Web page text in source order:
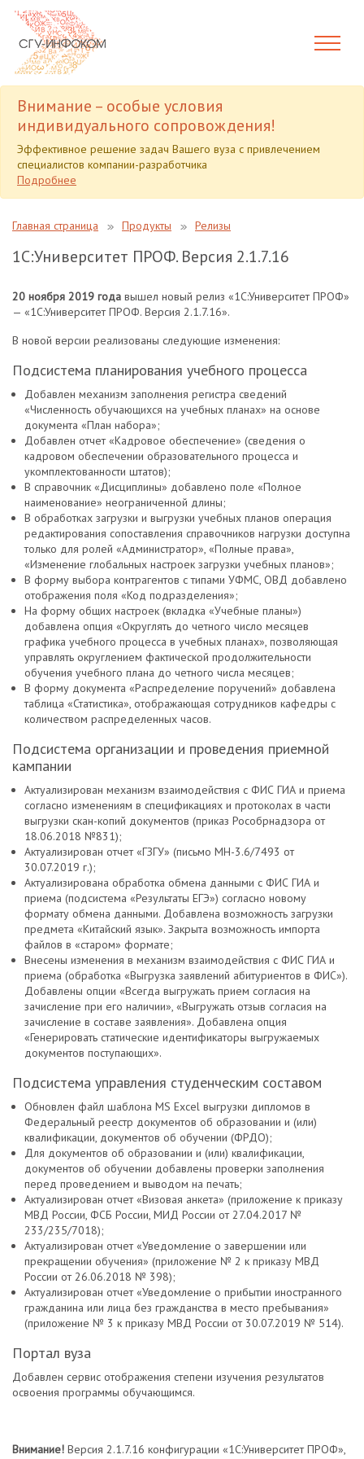
Внимание – особые условия
индивидуального сопровождения!
Эффективное решение задач Вашего вуза с привлечением
специалистов компании-разработчика
Подробнее
Главная страница Продукты Релизы
1С:Университет ПРОФ. Версия 2.1.7.16
20 ноября 2019 года вышел новый релиз «1С:Университет ПРОФ»
— «1С:Университет ПРОФ. Версия 2.1.7.16».
В новой версии реализованы следующие изменения:
Подсистема планирования учебного процесса
Добавлен механизм заполнения регистра сведений
«Численность обучающихся на учебных планах» на основе
документа «План набора»;
Добавлен отчет «Кадровое обеспечение» (сведения о
кадровом обеспечении образовательного процесса и
укомплектованности штатов);
В справочник «Дисциплины» добавлено поле «Полное
наименование» неограниченной длины;
В обработках загрузки и выгрузки учебных планов операция
редактирования сопоставления справочников нагрузки доступна
только для ролей «Администратор», «Полные права»,
«Изменение глобальных настроек загрузки учебных планов»;
В форму выбора контрагентов с типами УФМС, ОВД добавлено
отображения поля «Код подразделения»;
На форму общих настроек (вкладка «Учебные планы»)
добавлена опция «Округлять до четного число месяцев
графика учебного процесса в учебных планах», позволяющая
управлять округлением фактической продолжительности
обучения учебного плана до четного числа месяцев;
В форму документа «Распределение поручений» добавлена
таблица «Статистика», отображающая сотрудников кафедры с
количеством распределенных часов.
Подсистема организации и проведения приемной
кампании
Актуализирован механизм взаимодействия с ФИС ГИА и приема
согласно изменениям в спецификациях и протоколах в части
выгрузки скан-копий документов (приказ Рособрнадзора от
18.06.2018 №831);
Актуализирован отчет «ГЗГУ» (письмо МН-3.6/7493 от
30.07.2019 г.);
Актуализирована обработка обмена данными с ФИС ГИА и
приема (подсистема «Результаты ЕГЭ») согласно новому
формату обмена данными. Добавлена возможность загрузки
предмета «Китайский язык». Закрыта возможность импорта
файлов в «старом» формате;
Внесены изменения в механизм взаимодействия с ФИС ГИА и
приема (обработка «Выгрузка заявлений абитуриентов в ФИС»).
Добавлены опции «Всегда выгружать прием согласия на
зачисление при его наличии», «Выгружать отзыв согласия на
зачисление в составе заявления». Добавлена опция
«Генерировать статические идентификаторы выгружаемых
документов поступающих».
Подсистема управления студенческим составом
Обновлен файл шаблона MS Excel выгрузки дипломов в
Федеральный реестр документов об образовании и (или)
квалификации, документов об обучении (ФРДО);
Для документов об образовании и (или) квалификации,
документов об обучении добавлены проверки заполнения
перед проведением и выводом на печать;
Актуализирован отчет «Визовая анкета» (приложение к приказу
МВД России, ФСБ России, МИД России от 27.04.2017 №
233/235/7018);
Актуализирован отчет «Уведомление о завершении или
прекращении обучения» (приложение № 2 к приказу МВД
России от 26.06.2018 № 398);
Актуализирован отчет «Уведомление о прибытии иностранного
гражданина или лица без гражданства в место пребывания»
(приложение № 3 к приказу МВД России от 30.07.2019 № 514).
Портал вуза
Добавлен сервис отображения степени изучения результатов
освоения программы обучающимся.
Внимание! Версия 2.1.7.16 конфигурации «1С:Университет ПРОФ»,